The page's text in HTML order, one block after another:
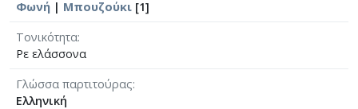
Φωνή | Μπουζούκι [1]
Τονικότητα
Ρε ελάσσονα
Γλώσσα παρτιτούρας
Ελληνική